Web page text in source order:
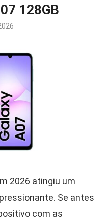
128GB
2026 atingiu um
Se antes
com as